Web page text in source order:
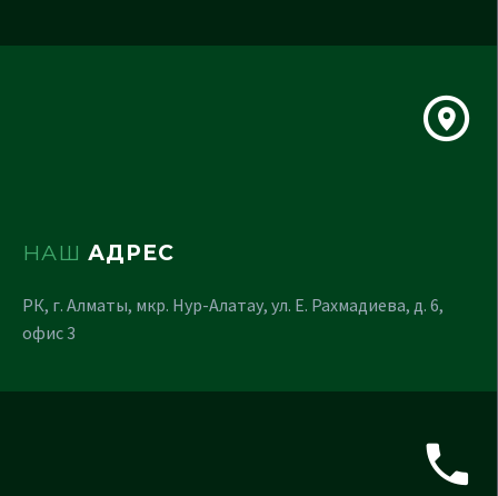
НАШ АДРЕС
РК, г. Алматы, мкр. Нур-Алатау, ул. Е. Рахмадиева, д. 6,
офис 3